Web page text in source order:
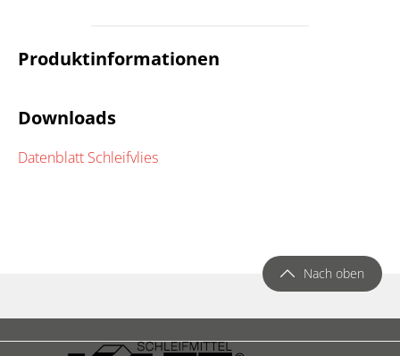
Produktinformationen
Downloads
Datenblatt Schleifvlies
Nach oben